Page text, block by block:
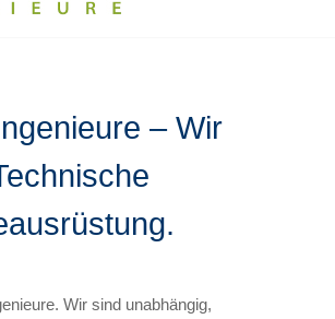
– Wir
Wir sind unabhängig,